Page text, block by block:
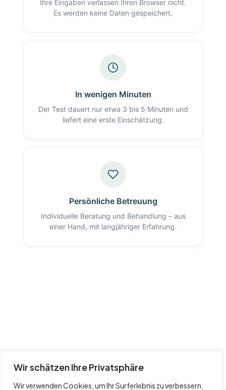
Wir schätzen Ihre Privatsphäre
Wir verwenden Cookies, um Ihr Surferlebnis zu verbessern,
Ihre Eingaben verlassen Ihren Browser nicht.
Es werden keine Daten gespeichert.
In wenigen Minuten
Der Test dauert nur etwa 3 bis 5 Minuten und
liefert eine erste Einschätzung.
Persönliche Betreuung
Individuelle Beratung und Behandlung – aus
einer Hand, mit langjähriger Erfahrung.